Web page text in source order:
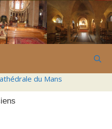
du Mans